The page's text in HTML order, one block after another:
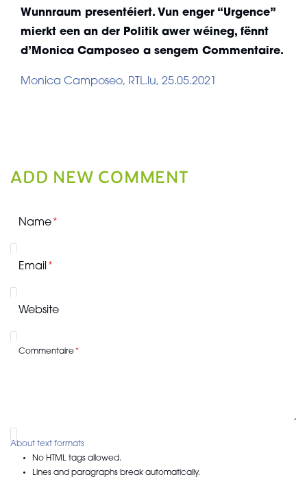
Wunnraum presentéiert. Vun enger “Urgence”
mierkt een an der Politik awer wéineg, fënnt
d’Monica Camposeo a sengem Commentaire.
Monica Camposeo, RTL.lu, 25.05.2021
ADD NEW COMMENT
Name
Email
Website
Commentaire
About text formats
No HTML tags allowed.
Lines and paragraphs break automatically.